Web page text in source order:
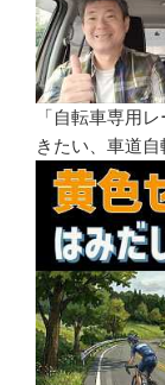
「自転車専用
きたい、車道